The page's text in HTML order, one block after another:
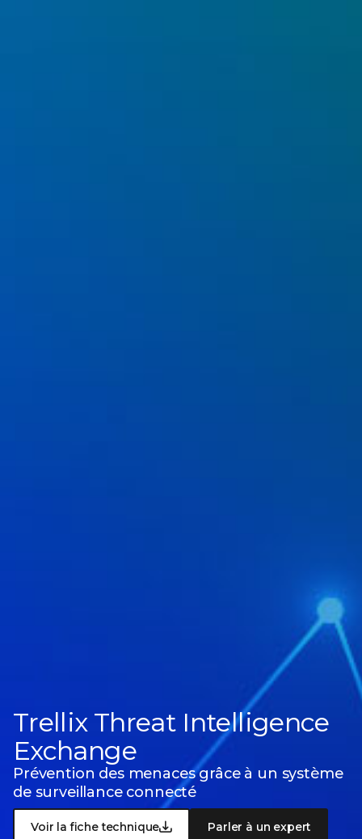
Trellix Threat Intelligence
Exchange
Prévention des menaces grâce à un système
de surveillance connecté
Voir la fiche technique Parler à un expert